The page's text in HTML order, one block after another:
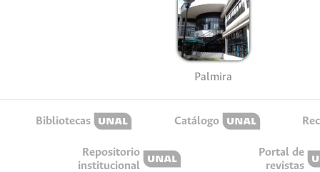
Palmira
Bibliotecas Catálogo
Repositorio
institucional
Portal de
revistas